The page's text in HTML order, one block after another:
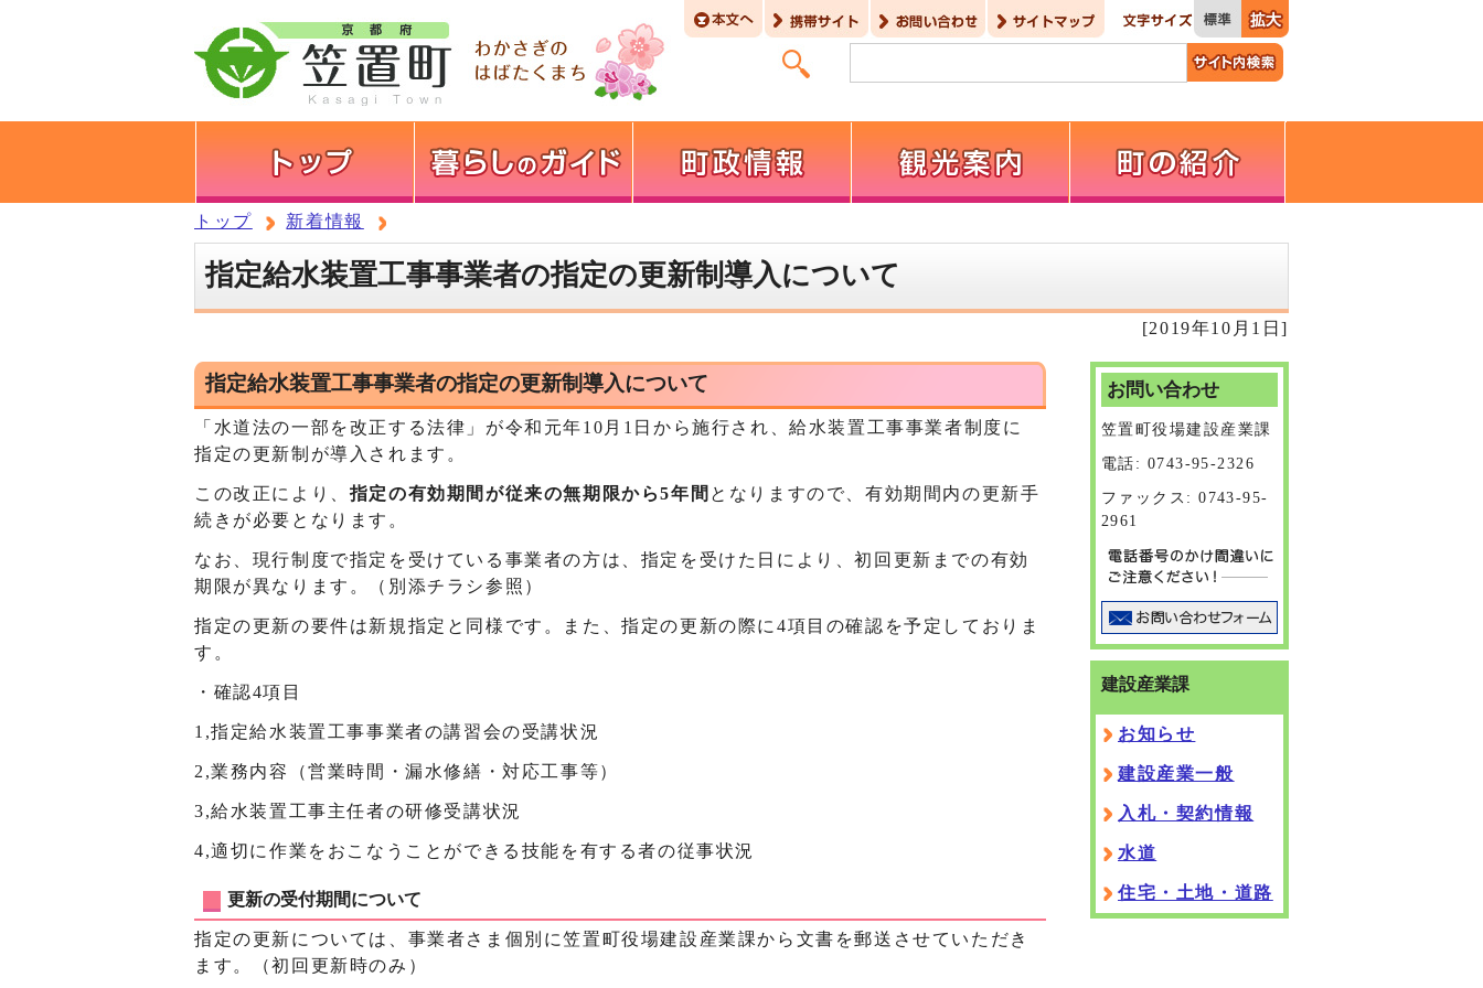
トップ 新着情報
指定給水装置工事事業者の指定の更新制導入について
[2019年10月1日]
指定給水装置工事事業者の指定の更新制導入について
「水道法の一部を改正する法律」が令和元年10月1日から施行され、給水装置工事事業者制度に
指定の更新制が導入されます。
この改正により、 指定の有効期間が従来の無期限から5年間 となりますので、有効期間内の更新手
続きが必要となります。
なお、現行制度で指定を受けている事業者の方は、指定を受けた日により、初回更新までの有効
期限が異なります。（別添チラシ参照）
指定の更新の要件は新規指定と同様です。また、指定の更新の際に4項目の確認を予定しておりま
す。
・確認4項目
1,指定給水装置工事事業者の講習会の受講状況
2,業務内容（営業時間・漏水修繕・対応工事等）
3,給水装置工事主任者の研修受講状況
4,適切に作業をおこなうことができる技能を有する者の従事状況
更新の受付期間について
指定の更新については、事業者さま個別に笠置町役場建設産業課から文書を郵送させていただき
ます。（初回更新時のみ）
お問い合わせ
笠置町役場建設産業課
電話: 0743-95-2326
ファックス: 0743-95-
2961
建設産業課
お知らせ
建設産業一般
入札・契約情報
水道
住宅・土地・道路